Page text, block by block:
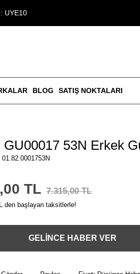
UYE10
BLOG SATIŞ NOKTALARI
GU00017 53N Erkek
TL 7.315,00 TL
den başlayan taksitlerle!
GELİNCE HABER VER